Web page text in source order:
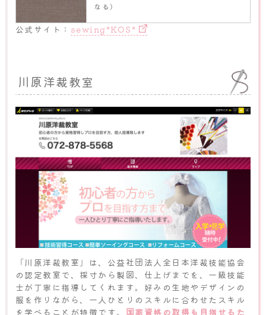
なる）
公式サイト： sewing*KOS*
川原洋裁教室
「川原洋裁教室」は、公益社団法人全日本洋裁技能協会
の認定教室で、採寸から製図、仕上げまでを、一級技能
士が丁寧に指導してくれます。好みの生地やデザインの
服を作りながら、一人ひとりのスキルに合わせたスキル
を学べることが特徴です。 国家資格の取得も目指せるた